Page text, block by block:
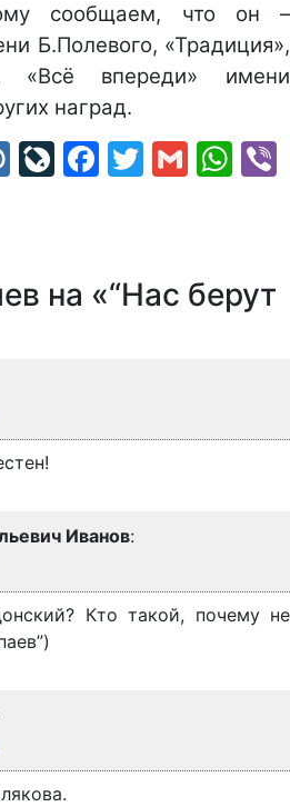
сообщаем, что он –
Б.Полевого, «Традиция»,
«Всё впереди» имени
наград.
Mail.Ru
LiveJournal
Facebook
Twitter
Gmail
на «“Нас берут
Иванов:
Кто такой, почему не